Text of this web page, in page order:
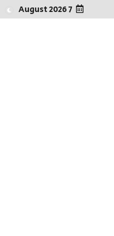
7 August 2026